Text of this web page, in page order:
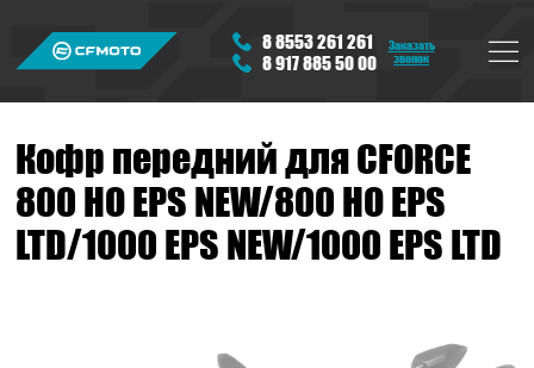
8 8553 261 261
8 917 885 50 00
Заказать
звонок
Кофр передний для CFORCE
800 HO EPS NEW/800 HO EPS
LTD/1000 EPS NEW/1000 EPS LTD